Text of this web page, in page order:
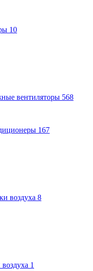
10
вентиляторы 568
167
воздуха 8
1